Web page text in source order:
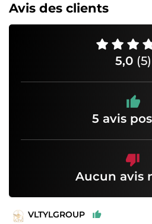
Avis des clients
5,0 (5)
5 avis
Aucun avis
VLTYLGROUP